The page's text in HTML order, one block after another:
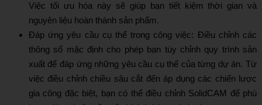
Việc tối ưu hóa này sẽ giúp bạn tiết kiệm thời gian và
nguyên liệu hoàn thành sản phẩm.
Đáp ứng yêu cầu cụ thể trong công việc: Điều chỉnh các
thông số mặc định cho phép bạn tùy chỉnh quy trình sản
xuất để đáp ứng những yêu cầu cụ thể của từng dự án. Từ
việc điều chỉnh chiều sâu cắt đến áp dụng các chiến lược
gia công đặc biệt, bạn có thể điều chỉnh SolidCAM để phù